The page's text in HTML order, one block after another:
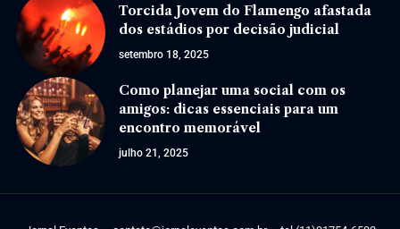
Torcida Jovem do Flamengo afastada
dos estádios por decisão judicial
setembro 18, 2025
Como planejar uma social com os
amigos: dicas essenciais para um
encontro memorável
julho 21, 2025